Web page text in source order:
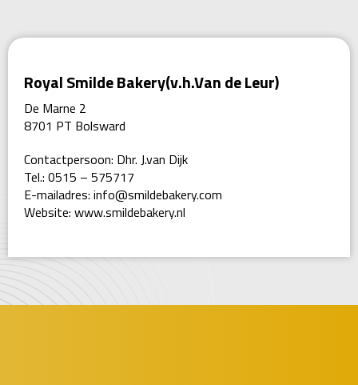
Royal Smilde Bakery(v.h.Van de Leur)
De Marne 2
8701 PT Bolsward
Contactpersoon: Dhr. J.van Dijk
Tel.: 0515 – 575717
E-mailadres: info@smildebakery.com
Website: www.smildebakery.nl